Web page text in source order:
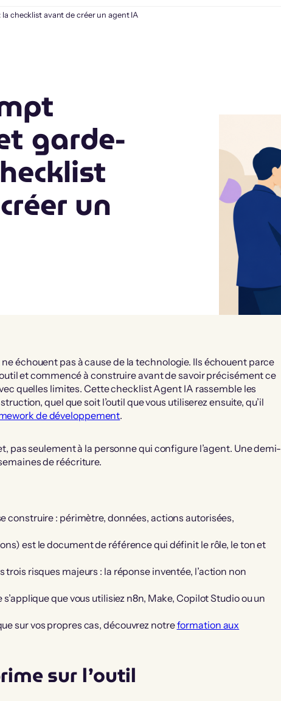
checklist avant de créer un agent IA
garde-
un
échouent pas à cause de la technologie. Ils échouent parce
et commencé à construire avant de savoir précisément ce
quelles limites. Cette checklist Agent IA rassemble les
quel que soit l’outil que vous utiliserez ensuite, qu’il
de développement.
pas seulement à la personne qui configure l’agent. Une demi-
de réécriture.
construire : périmètre, données, actions autorisées,
est le document de référence qui définit le rôle, le ton et
risques majeurs : la réponse inventée, l’action non
que vous utilisiez n8n, Make, Copilot Studio ou un
sur vos propres cas, découvrez notreformation aux
sur l’outil